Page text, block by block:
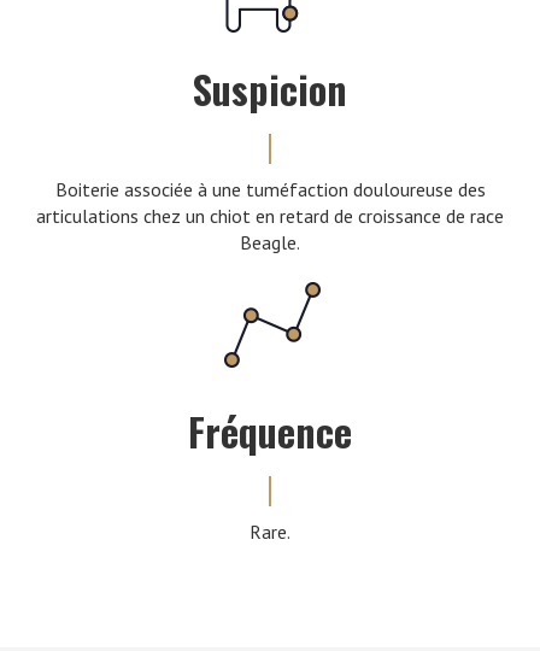
Suspicion
Boiterie associée à une tuméfaction douloureuse des
articulations chez un chiot en retard de croissance de race
Beagle.
Fréquence
Rare.